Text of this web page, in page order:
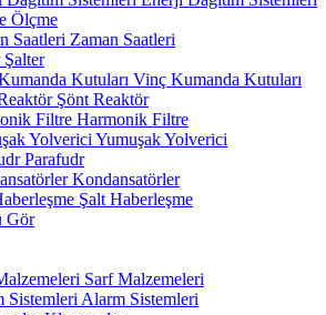
Ölçme
Zaman Saatleri
Şalter
Vinç Kumanda Kutuları
Şönt Reaktör
Harmonik Filtre
Yumuşak Yolverici
Parafudr
Kondansatörler
Şalt Haberleşme
Gör
Sarf Malzemeleri
Alarm Sistemleri